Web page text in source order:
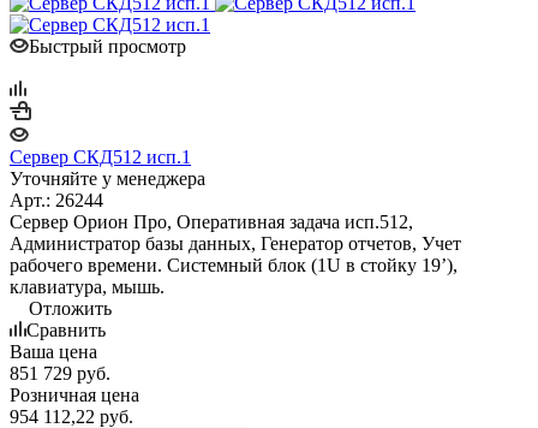
Быстрый просмотр
Сервер СКД512 исп.1
Уточняйте у менеджера
Арт.: 26244
Сервер Орион Про, Оперативная задача исп.512,
Администратор базы данных, Генератор отчетов, Учет
рабочего времени. Системный блок (1U в стойку 19’),
клавиатура, мышь.
Отложить
Сравнить
Ваша цена
851 729 руб.
Розничная цена
954 112,22 руб.